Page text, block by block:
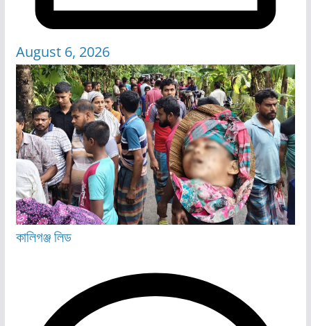
August 6, 2026
কালিগঞ্জলিড